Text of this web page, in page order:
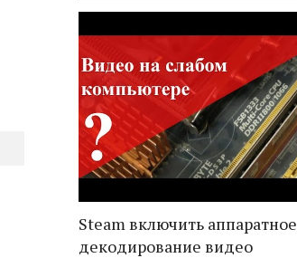
Steam включить аппаратное
декодирование видео